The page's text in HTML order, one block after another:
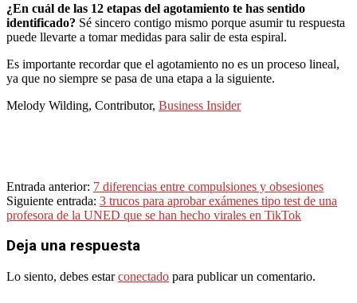
¿En cuál de las 12 etapas del agotamiento te has sentido
identificado? Sé sincero contigo mismo porque asumir tu respuesta
puede llevarte a tomar medidas para salir de esta espiral.
Es importante recordar que el agotamiento no es un proceso lineal,
ya que no siempre se pasa de una etapa a la siguiente.
Melody Wilding, Contributor, Business Insider
2023-
05-
12
Entrada anterior: 7 diferencias entre compulsiones y obsesiones
Siguiente entrada: 3 trucos para aprobar exámenes tipo test de una
profesora de la UNED que se han hecho virales en TikTok
Deja una respuesta
Lo siento, debes estarconectado para publicar un comentario.